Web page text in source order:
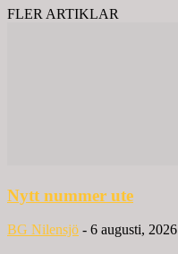
FLER ARTIKLAR
Nytt nummer ute
BG Nilensjö - 6 augusti, 2026